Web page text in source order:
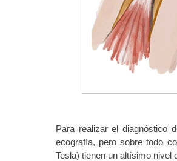
Para realizar el diagnóstico
ecografía, pero sobre todo
Tesla) tienen un altísimo nivel